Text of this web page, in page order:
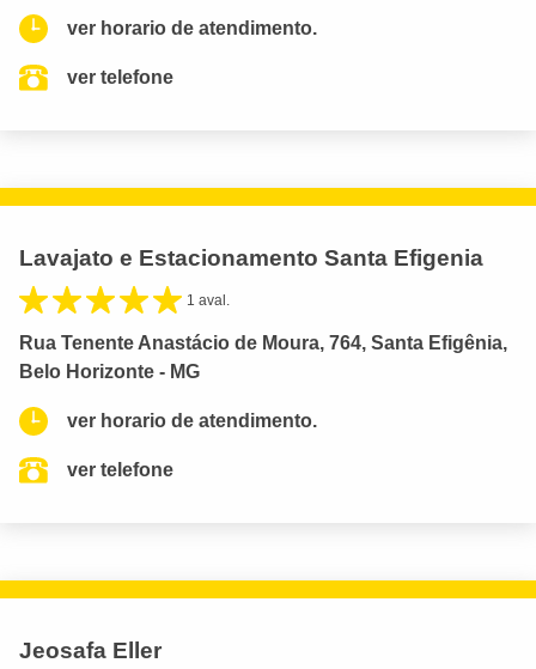
ver horario de atendimento.
ver telefone
Lavajato e Estacionamento Santa Efigenia
1 aval.
Rua Tenente Anastácio de Moura, 764, Santa Efigênia,
Belo Horizonte - MG
ver horario de atendimento.
ver telefone
Jeosafa Eller